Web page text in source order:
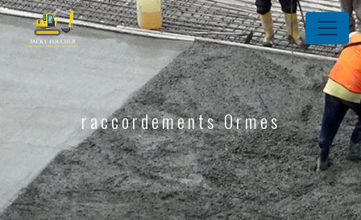
Panneau de gestion des cookies
raccordements Ormes